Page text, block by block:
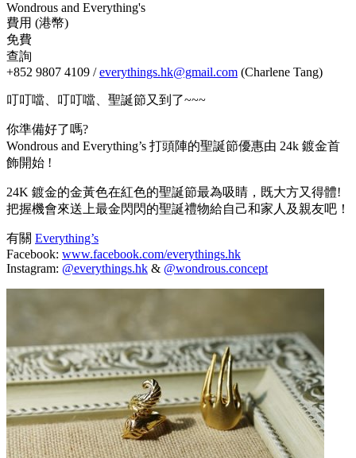
Wondrous and Everything's
費用 (港幣)
免費
查詢
+852 9807 4109 /everythings.hk@gmail.com (Charlene Tang)
叮叮噹、叮叮噹、聖誕節又到了~~~
你準備好了嗎?
Wondrous and Everything’s 打頭陣的聖誕節優惠由 24k 鍍金首
飾開始 !
24K 鍍金的金黃色在紅色的聖誕節最為吸睛，既大方又得體!
把握機會來送上最金閃閃的聖誕禮物給自己和家人及親友吧！
有關 Everything’s
Facebook: www.facebook.com/everythings.hk
Instagram: @everythings.hk & @wondrous.concept